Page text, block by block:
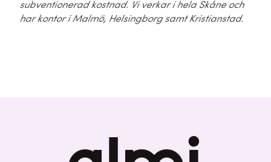
subventionerad kostnad. Vi verkar i hela Skåne och
har kontor i Malmö, Helsingborg samt Kristianstad.